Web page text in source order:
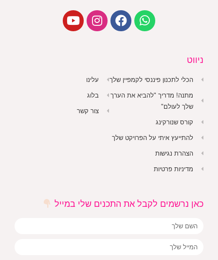
ניווט
הכלי לתכנון פיננסי לקמפיין שלך
מתנה! מדריך "להביא את הערך
שלך לעולם"
קורס שנורקינג
להתייעץ איתי על הפרויקט שלך
הצהרת נגישות
מדיניות פרטיות
עלינו
בלוג
צור קשר
כאן נרשמים לקבל את התכנים שלי במייל